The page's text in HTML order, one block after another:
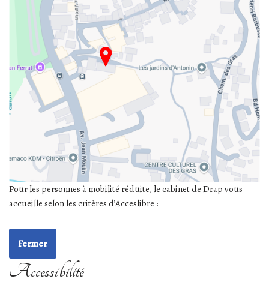
Pour les personnes à mobilité réduite, le cabinet de Drap vous
accueille selon les critères d’Acceslibre :
Fermer
Accessibilité